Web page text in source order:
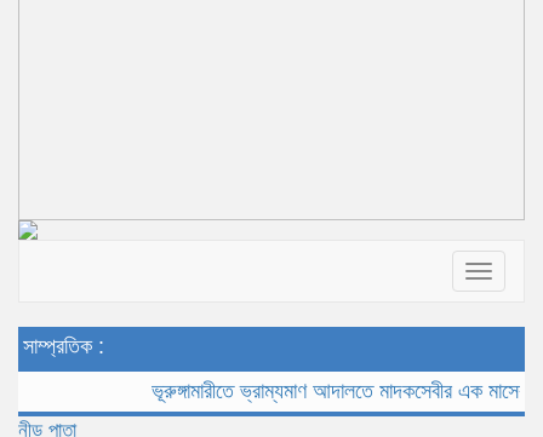
Toggle
সাম্প্রতিক :
ভূরুঙ্গামারীতে ভ্রাম্যমাণ আদালতে মাদকসেবীর এক মাসের কারাদণ্ড
নীড় পাতা